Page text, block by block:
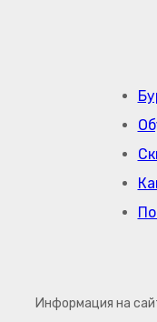
Информация на